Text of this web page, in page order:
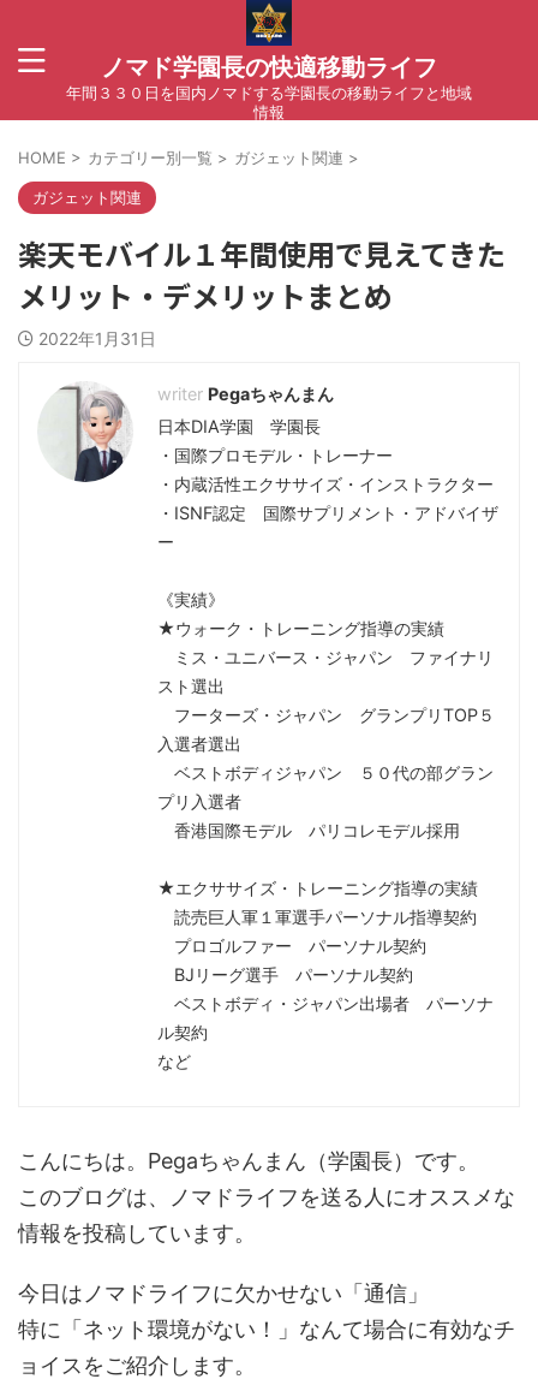
ノマド学園長の快適移動ライフ
年間３３０日を国内ノマドする学園長の移動ライフと地域
情報
HOME > カテゴリー別一覧 > ガジェット関連 >
ガジェット関連
楽天モバイル１年間使用で見えてきた
メリット・デメリットまとめ
2022年1月31日
Pegaちゃんまん
日本DIA学園 学園長
・国際プロモデル・トレーナー
・内蔵活性エクササイズ・インストラクター
・ISNF認定 国際サプリメント・アドバイザ
ー
《実績》
★ウォーク・トレーニング指導の実績
ミス・ユニバース・ジャパン ファイナリ
スト選出
フーターズ・ジャパン グランプリTOP５
入選者選出
ベストボディジャパン ５０代の部グラン
プリ入選者
香港国際モデル パリコレモデル採用
★エクササイズ・トレーニング指導の実績
読売巨人軍１軍選手パーソナル指導契約
プロゴルファー パーソナル契約
BJリーグ選手 パーソナル契約
ベストボディ・ジャパン出場者 パーソナ
ル契約
など
こんにちは。Pegaちゃんまん（学園長）です。
このブログは、ノマドライフを送る人にオススメな
情報を投稿しています。
今日はノマドライフに欠かせない「通信」
特に「ネット環境がない！」なんて場合に有効なチ
ョイスをご紹介します。